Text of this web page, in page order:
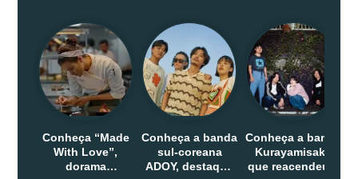
Conheça “Made
With Love”,
dorama
Conheça a banda
sul-coreana
ADOY, destaque
Conheça a banda
Kurayamisaka
que reacendeu o